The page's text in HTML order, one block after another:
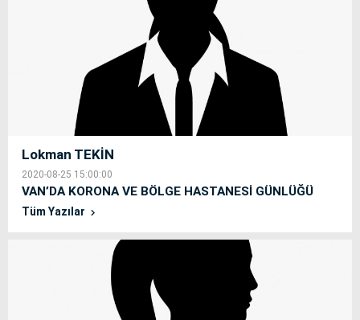
Lokman TEKİN
2020-08-25 15:00:00
VAN’DA KORONA VE BÖLGE HASTANESİ GÜNLÜĞÜ
Tüm Yazılar